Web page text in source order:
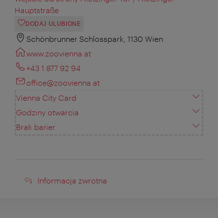
Hauptstraße
DODAJ ULUBIONE
Schönbrunner Schlosspark, 1130 Wien
www.zoovienna.at
+43 1 877 92 94
office@zoovienna.at
Vienna City Card
Godziny otwarcia
Brak barier
Informacja
Informacja zwrotna